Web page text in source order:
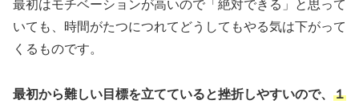
最初はモチベーションが高いので「絶対できる」と思って
いても、時間がたつにつれてどうしてもやる気は下がって
くるものです。
最初から難しい目標を立てていると挫折しやすいので、 １